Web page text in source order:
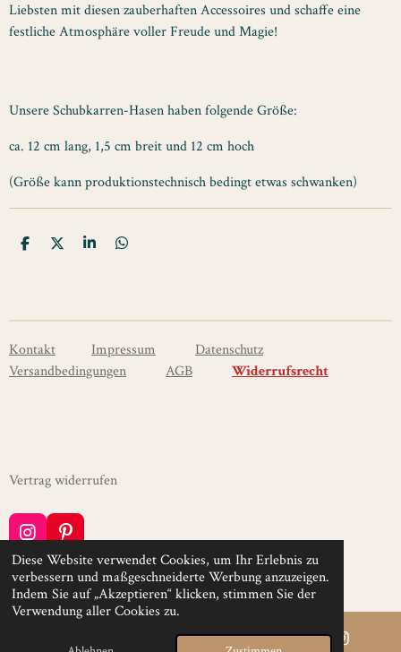
Diese Website verwendet Cookies, um Ihr Erlebnis zu
verbessern und maßgeschneiderte Werbung anzuzeigen.
Indem Sie auf „Akzeptieren“ klicken, stimmen Sie der
Verwendung aller Cookies zu.
Liebsten mit diesen zauberhaften Accessoires und schaffe eine
festliche Atmosphäre voller Freude und Magie!
Unsere Schubkarren-Hasen haben folgende Größe:
ca. 12 cm lang, 1,5 cm breit und 12 cm hoch
(Größe kann produktionstechnisch bedingt etwas schwanken)
T
n
T
n
T
n
T
n
Kontakt Impressum
Datenschutz
Versandbedingungen
AGB Widerrufsrecht
Vertrag widerrufen
I
n
s
t
a
P
i
n
t
e
© 2021 - 2026 Laden der kleinen Geschenke
Mit Unterstützung vonWebador